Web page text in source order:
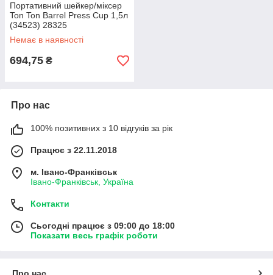
Портативний шейкер/міксер
Ton Ton Barrel Press Cup 1,5л
(34523) 28325
Немає в наявності
694,75 ₴
Про нас
100% позитивних з 10 відгуків за рік
Працює з 22.11.2018
м. Івано-Франківськ
Івано-Франківськ, Україна
Контакти
Сьогодні працює з 09:00 до 18:00
Показати весь графік роботи